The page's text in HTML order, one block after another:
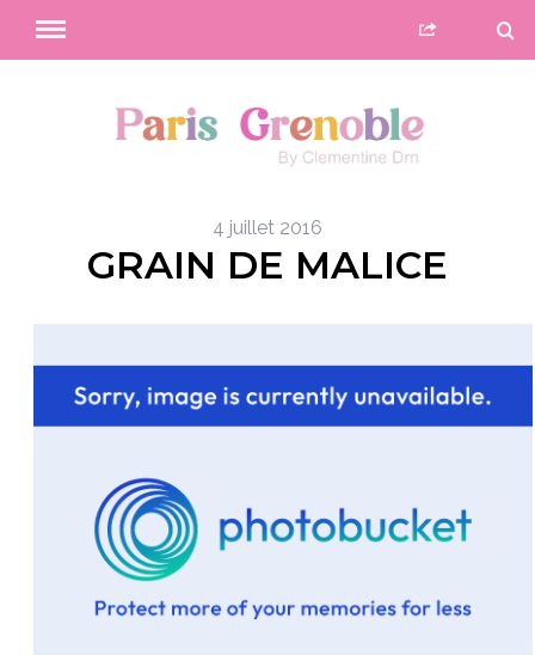
4 juillet 2016
GRAIN DE MALICE